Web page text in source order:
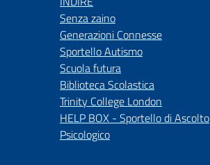
Senza zaino
Generazioni Connesse
Sportello Autismo
Scuola futura
Biblioteca Scolastica
Trinity College London
HELP BOX - Sportello di Ascolto
Psicologico